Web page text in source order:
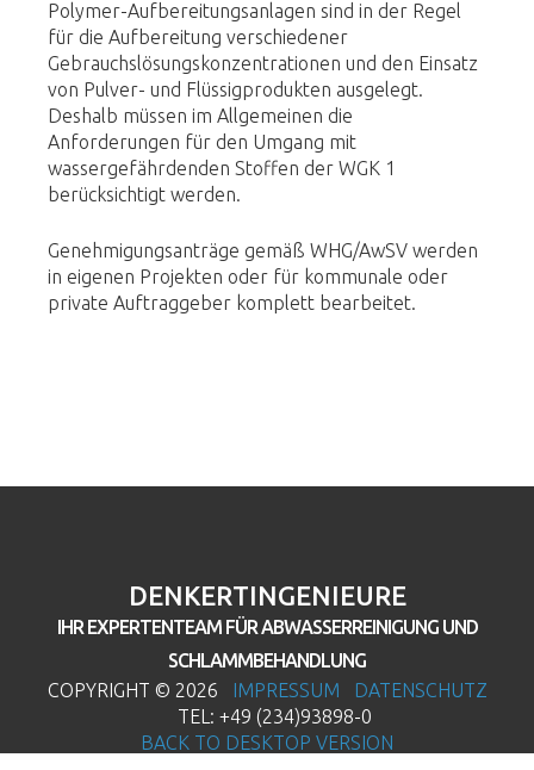
Polymer-Aufbereitungsanlagen sind in der Regel
für die Aufbereitung verschiedener
Gebrauchslösungskonzentrationen und den Einsatz
von Pulver- und Flüssigprodukten ausgelegt.
Deshalb müssen im Allgemeinen die
Anforderungen für den Umgang mit
wassergefährdenden Stoffen der WGK 1
berücksichtigt werden.
Genehmigungsanträge gemäß WHG/AwSV werden
in eigenen Projekten oder für kommunale oder
private Auftraggeber komplett bearbeitet.
DENKERTINGENIEURE
IHR EXPERTENTEAM FÜR ABWASSERREINIGUNG UND
SCHLAMMBEHANDLUNG
COPYRIGHT © 2026 IMPRESSUM
DATENSCHUTZ
TEL: +49 (234)93898-0
BACK TO DESKTOP VERSION